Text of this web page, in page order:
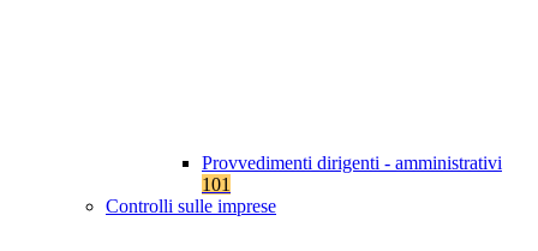
Provvedimenti dirigenti - amministrativi
101
Controlli sulle imprese